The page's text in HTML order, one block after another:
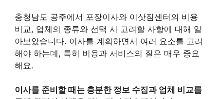
충청남도 공주에서 포장이사와 이삿짐센터의 비용
비교, 업체의 종류와 선택 시 고려할 사항에 대해 알
아보았습니다. 이사를 계획하면서 여러 요소를 고려
해야 하는데, 특히 비용과 서비스의 질은 매우 중요
해요.
이사를 준비할 때는 충분한 정보 수집과 업체 비교를